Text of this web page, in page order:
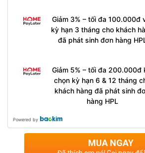
Giảm 3% – tối đa 100.000đ
kỳ hạn 3 tháng cho khách
đã phát sinh đơn hàng
Giảm 5% – tối đa 200.000đ
chọn kỳ hạn 6 & 12 tháng
khách hàng đã phát sinh
hàng HPL
Powered by
MUA NGAY